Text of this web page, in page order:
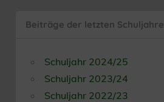
Beiträge der letzten Schuljahre
Schuljahr 2024/25
Schuljahr 2023/24
Schuljahr 2022/23